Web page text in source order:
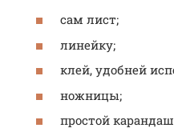
сам лист;
линейку;
клей, удобней
ножницы;
простой